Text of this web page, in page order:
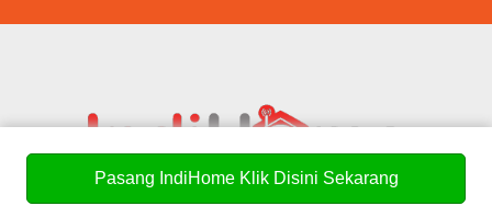
Pasang IndiHome Klik Disini Sekarang